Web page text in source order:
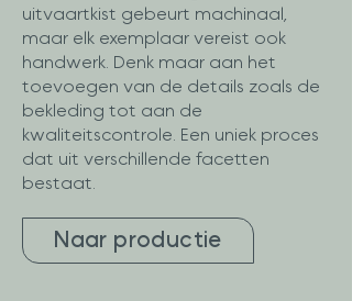
uitvaartkist gebeurt machinaal,
maar elk exemplaar vereist ook
handwerk. Denk maar aan het
toevoegen van de details zoals de
bekleding tot aan de
kwaliteitscontrole. Een uniek proces
dat uit verschillende facetten
bestaat.
Naar productie